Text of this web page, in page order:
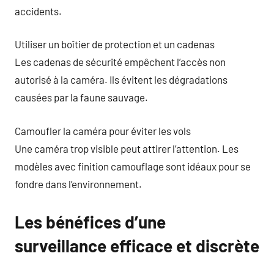
accidents.
Utiliser un boîtier de protection et un cadenas
Les cadenas de sécurité empêchent l’accès non
autorisé à la caméra. Ils évitent les dégradations
causées par la faune sauvage.
Camoufler la caméra pour éviter les vols
Une caméra trop visible peut attirer l’attention. Les
modèles avec finition camouflage sont idéaux pour se
fondre dans l’environnement.
Les bénéfices d’une
surveillance efficace et discrète